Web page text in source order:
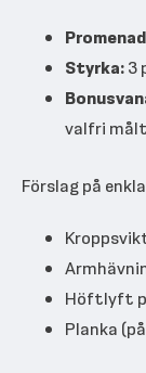
Styrka:3
valfri
Förslag på
Höftlyft
Planka